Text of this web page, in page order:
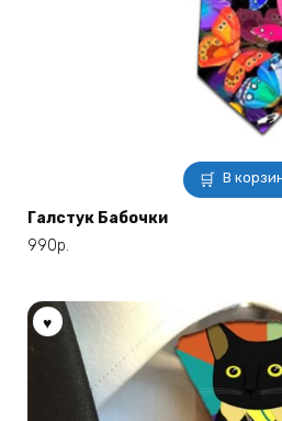
В
Галстук Бабочки
990р.